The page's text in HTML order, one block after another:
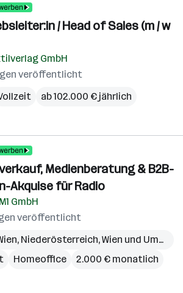
/ Head of Sales (m / w
GmbH
veröffentlicht
ab 102.000 € jährlich
Medienberatung & B2B-
Akquise für Radio
GmbH
veröffentlicht
, Niederösterreich,Wien und Umgebung
Homeoffice 2.000 € monatlich